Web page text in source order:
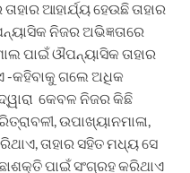
ଆହାର୍ଯ୍ୟ ହେଉଛି ତାହାର
ନିଜର ଅଭିଜ୍ଞତାରେ
ପାଇଁ ଔପନ୍ୟାସିକ ତାହାର
-କହିବାକୁ ଗଲେ ଅଧିକ
କେବଳ ନିଜର କିଛି
ଉପାଖ୍ୟାନମାଳା,
ତାହାର ସହିତ ମଧ୍ୟ ସେ
ପାଇଁ ସଂଗ୍ରହ କରିଥାଏ